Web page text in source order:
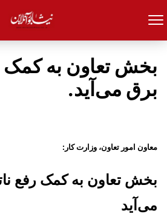
بخش تعاون به کمک
برق می‌آید.
معاون امور تعاون، وزارت کار:
بخش تعاون به کمک رفع
می‌آید